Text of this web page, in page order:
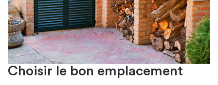
Choisir le bon emplacement